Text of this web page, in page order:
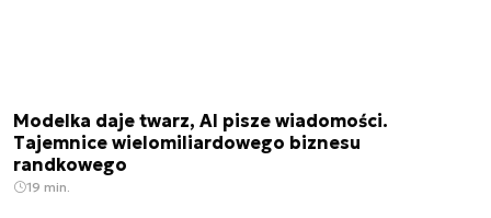
Modelka daje twarz, AI pisze wiadomości.
Tajemnice wielomiliardowego biznesu
randkowego
19 min.